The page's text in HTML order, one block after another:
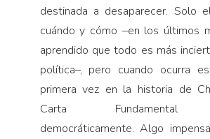
destinada a desaparecer. Solo
cuándo y cómo –en los últimos
aprendido que todo es más
política–, pero cuando ocurra
primera vez en la historia de
Carta Fundamental
democráticamente. Algo